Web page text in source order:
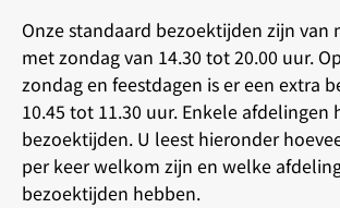
Onze standaard bezoektijden zijn van
met zondag van 14.30 tot 20.00 uur.
zondag en feestdagen is er een extra
10.45 tot 11.30 uur. Enkele afdelingen
bezoektijden. U leest hieronder
per keer welkom zijn en welke
bezoektijden hebben.